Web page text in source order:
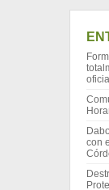
oficial
con